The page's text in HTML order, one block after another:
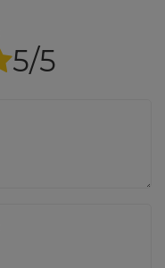
5/5